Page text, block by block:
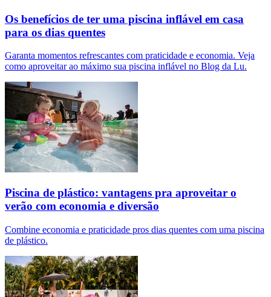
Os benefícios de ter uma piscina inflável em casa
para os dias quentes
Garanta momentos refrescantes com praticidade e economia. Veja
como aproveitar ao máximo sua piscina inflável no Blog da Lu.
Piscina de plástico: vantagens pra aproveitar o
verão com economia e diversão
Combine economia e praticidade pros dias quentes com uma piscina
de plástico.